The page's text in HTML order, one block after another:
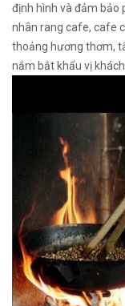
định hình và đảm bảo
nhân rang cafe, cafe
thoảng hương thơm,
nắm bắt khẩu vị